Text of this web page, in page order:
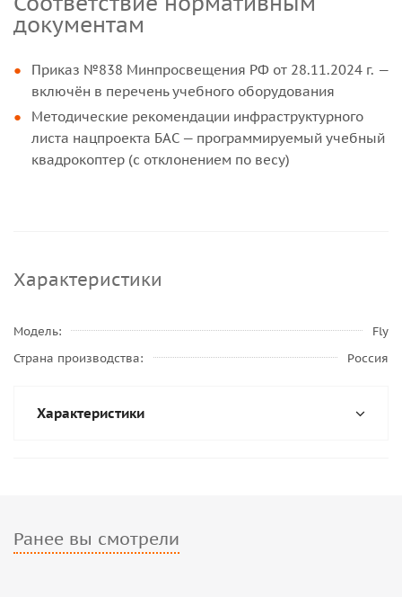
документам
Приказ №838 Минпросвещения РФ от 28.11.2024 г. —
включён в перечень учебного оборудования
Методические рекомендации инфраструктурного
листа нацпроекта БАС — программируемый учебный
квадрокоптер (с отклонением по весу)
Характеристики
Модель
Fly
Страна производства
Россия
Характеристики
Ранее вы смотрели